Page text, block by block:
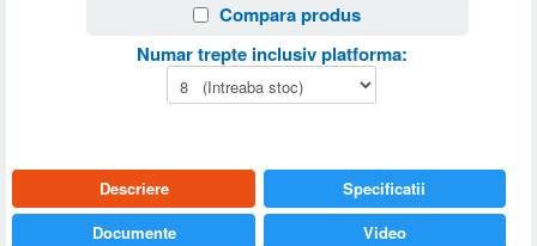
Compara produs
Numar trepte inclusiv platforma:
Descriere
Specificatii
Documente
Video